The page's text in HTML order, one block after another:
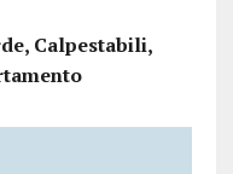
Calpestabili,